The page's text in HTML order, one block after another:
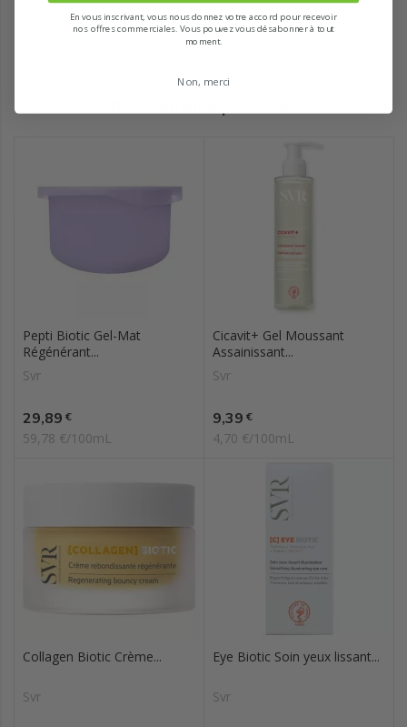
Recommandé pour vous
Pepti Biotic Gel-Mat
Régénérant...
Svr
Prix
29,89 €
59,78 €/100mL
Cicavit+ Gel Moussant
Assainissant...
Svr
Prix
9,39 €
4,70 €/100mL
Collagen Biotic Crème...
Svr
Eye Biotic Soin yeux lissant...
Svr
En vous inscrivant, vous nous donnez votre accord pour recevoir
nos offres commerciales. Vous pouvez vous désabonner à tout
moment.
Non, merci